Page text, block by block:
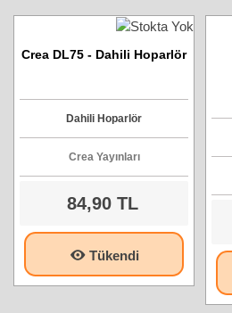
Crea DL75 - Dahili Hoparlör
Dahili Hoparlör
Crea Yayınları
84,90 TL
Tükendi